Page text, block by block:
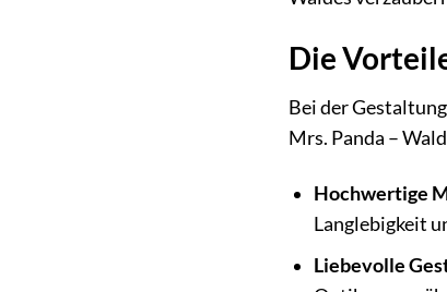
Die
Bei der
Mrs. Panda –
Hochwertige
Langlebigkeit
Liebevolle